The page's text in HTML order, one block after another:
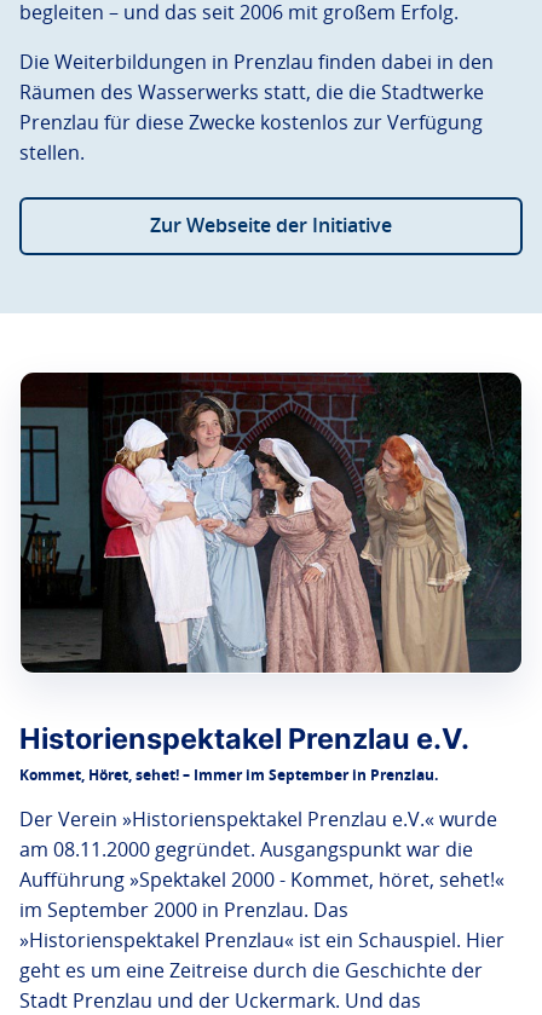
begleiten – und das seit 2006 mit großem Erfolg.
Die Weiterbildungen in Prenzlau finden dabei in den
Räumen des Wasserwerks statt, die die Stadtwerke
Prenzlau für diese Zwecke kostenlos zur Verfügung
stellen.
Zur Webseite der Initiative
Historienspektakel Prenzlau e.V.
Kommet, Höret, sehet! – Immer im September in Prenzlau.
Der Verein »Historienspektakel Prenzlau e.V.« wurde
am 08.11.2000 gegründet. Ausgangspunkt war die
Aufführung »Spektakel 2000 - Kommet, höret, sehet!«
im September 2000 in Prenzlau. Das
»Historienspektakel Prenzlau« ist ein Schauspiel. Hier
geht es um eine Zeitreise durch die Geschichte der
Stadt Prenzlau und der Uckermark. Und das